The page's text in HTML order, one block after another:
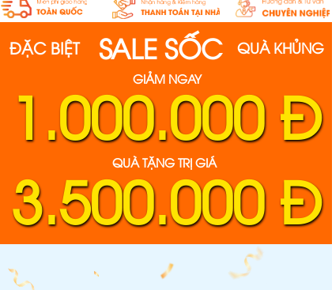
ĐẶC BIỆT SALE SỐC QUÀ KHỦNG
GIẢM NGAY
1.000.000 Đ
QUÀ TẶNG TRỊ GIÁ
3.500.000 Đ